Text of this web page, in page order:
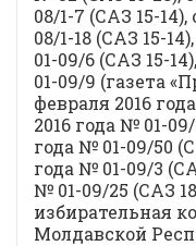
08/1-7 (САЗ 15-
08/1-18 (САЗ 15-
01-09/6 (САЗ 15-
01-09/9 (газета
февраля 2016
2016 года № 01-
года № 01-09/50
года № 01-09/3
№ 01-09/25 (САЗ
избирательная
Молдавской